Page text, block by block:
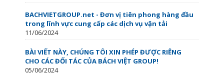
BACHVIETGROUP.net - Đơn vị tiên phong hàng đầu
trong lĩnh vực cung cấp các dịch vụ vận tải
11/06/2024
BÀI VIẾT NÀY, CHÚNG TÔI XIN PHÉP ĐƯỢC RIÊNG
CHO CÁC ĐỐI TÁC CỦA BÁCH VIỆT GROUP!
05/06/2024